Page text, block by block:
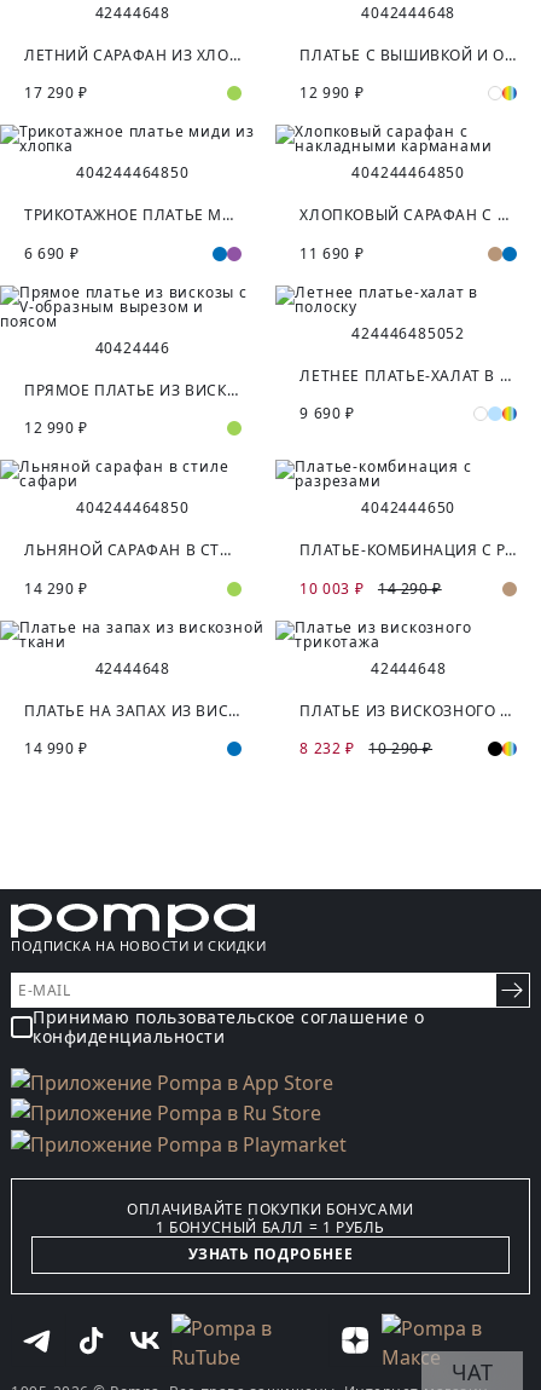
42444648
ЛЕТНИЙ САРАФАН ИЗ ХЛОПКА И ЛЬНА
17 290 ₽
4042444648
ПЛАТЬЕ С ВЫШИВКОЙ И ОТКРЫТЫМИ ПЛЕЧАМИ
12 990 ₽
404244464850
ТРИКОТАЖНОЕ ПЛАТЬЕ МИДИ ИЗ ХЛОПКА
6 690 ₽
404244464850
ХЛОПКОВЫЙ САРАФАН С НАКЛАДНЫМИ КАРМАНАМИ
11 690 ₽
40424446
ПРЯМОЕ ПЛАТЬЕ ИЗ ВИСКОЗЫ С V-ОБРАЗНЫМ ВЫРЕЗОМ И ПОЯСОМ
12 990 ₽
424446485052
ЛЕТНЕЕ ПЛАТЬЕ-ХАЛАТ В ПОЛОСКУ
9 690 ₽
404244464850
ЛЬНЯНОЙ САРАФАН В СТИЛЕ САФАРИ
14 290 ₽
4042444650
ПЛАТЬЕ-КОМБИНАЦИЯ С РАЗРЕЗАМИ
10 003 ₽
14 290 ₽
42444648
ПЛАТЬЕ НА ЗАПАХ ИЗ ВИСКОЗНОЙ ТКАНИ
14 990 ₽
42444648
ПЛАТЬЕ ИЗ ВИСКОЗНОГО ТРИКОТАЖА
8 232 ₽
10 290 ₽
ПОДПИСКА НА НОВОСТИ И СКИДКИ
Принимаю пользовательское соглашение о
конфиденциальности
ОПЛАЧИВАЙТЕ ПОКУПКИ БОНУСАМИ
1 БОНУСНЫЙ БАЛЛ = 1 РУБЛЬ
УЗНАТЬ ПОДРОБНЕЕ
ЧАТ